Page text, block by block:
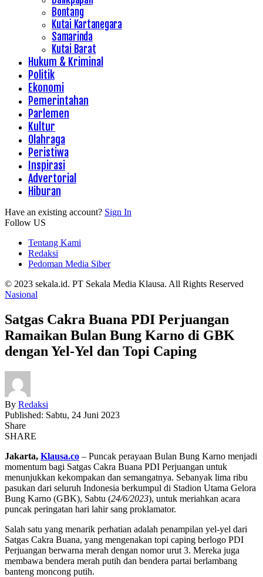
Bontang
Kutai Kartanegara
Samarinda
Kutai Barat
Hukum & Kriminal
Politik
Ekonomi
Pemerintahan
Parlemen
Kultur
Olahraga
Peristiwa
Inspirasi
Advertorial
Hiburan
Have an existing account? Sign In
Follow US
Tentang Kami
Redaksi
Pedoman Media Siber
© 2023 sekala.id. PT Sekala Media Klausa. All Rights Reserved
Nasional
Satgas Cakra Buana PDI Perjuangan
Ramaikan Bulan Bung Karno di GBK
dengan Yel-Yel dan Topi Caping
By Redaksi
Published: Sabtu, 24 Juni 2023
Share
SHARE
Jakarta, Klausa.co – Puncak perayaan Bulan Bung Karno menjadi
momentum bagi Satgas Cakra Buana PDI Perjuangan untuk
menunjukkan kekompakan dan semangatnya. Sebanyak lima ribu
pasukan dari seluruh Indonesia berkumpul di Stadion Utama Gelora
Bung Karno (GBK), Sabtu (24/6/2023), untuk meriahkan acara
puncak peringatan hari lahir sang proklamator.
Salah satu yang menarik perhatian adalah penampilan yel-yel dari
Satgas Cakra Buana, yang mengenakan topi caping berlogo PDI
Perjuangan berwarna merah dengan nomor urut 3. Mereka juga
membawa bendera merah putih dan bendera partai berlambang
banteng moncong putih.